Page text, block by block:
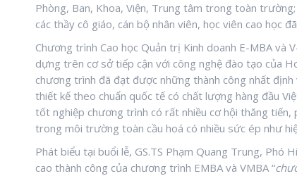
Phòng, Ban, Khoa, Viện, Trung tâm trong toàn
các thầy cô giáo, cán bộ nhân viên, học viên cao học
Chương trình Cao học Quản trị Kinh doanh E-MBA và
dựng trên cơ sở tiếp cận với công nghệ đào tạo của
chương trình đã đạt được những thành công nhất
thiết kế theo chuẩn quốc tế có chất lượng hàng đầu
tốt nghiệp chương trình có rất nhiều cơ hội thăng
trong môi trường toàn cầu hoá có nhiều sức ép như
Phát biểu tại buổi lễ, GS.TS Phạm Quang Trung, Phó
cao thành công của chương trình EMBA và VMBA “